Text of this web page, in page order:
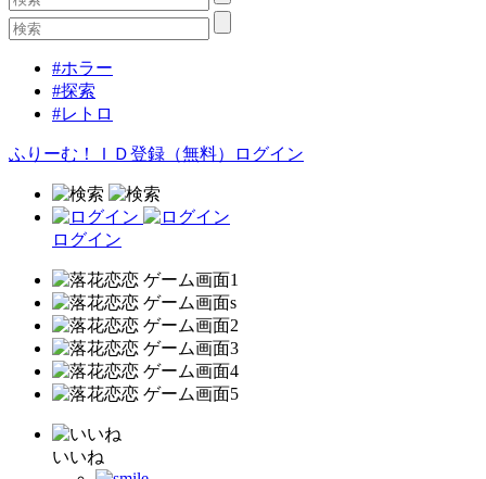
#ホラー
#探索
#レトロ
ふりーむ！ＩＤ登録（無料） ログイン
ログイン
いいね